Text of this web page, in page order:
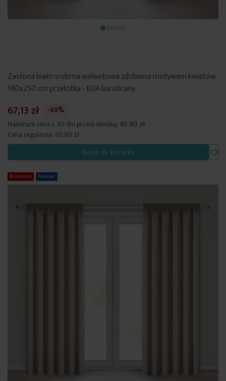
Zasłona biało srebrna welwetowa zdobiona motywem kwiatów
140x250 cm przelotka - ELIA Eurofirany
67,13 zł
-30%
Najniższa cena z 30 dni przed obniżką: 95,90 zł
Cena regularna: 95,90 zł
Dodaj do koszyka
Promocja Nowość